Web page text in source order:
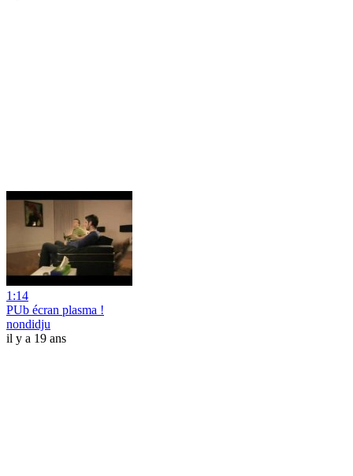
1:14
PUb écran plasma !
nondidju
il y a 19 ans